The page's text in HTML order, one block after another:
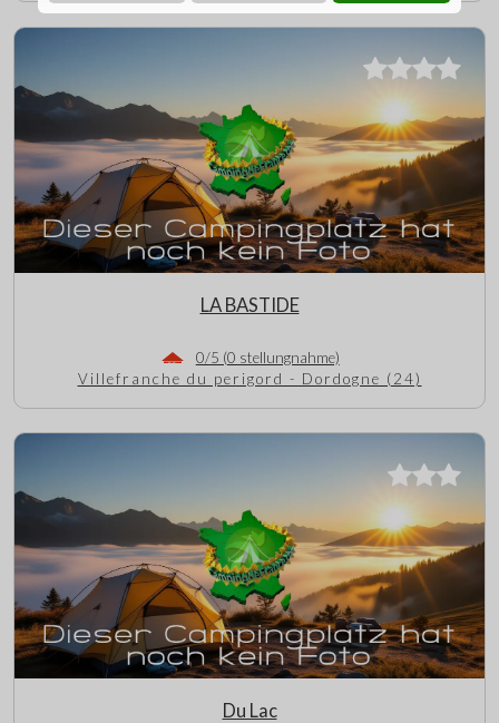
LA BASTIDE
0/5 (0 stellungnahme)
Villefranche du perigord - Dordogne (24)
Du Lac